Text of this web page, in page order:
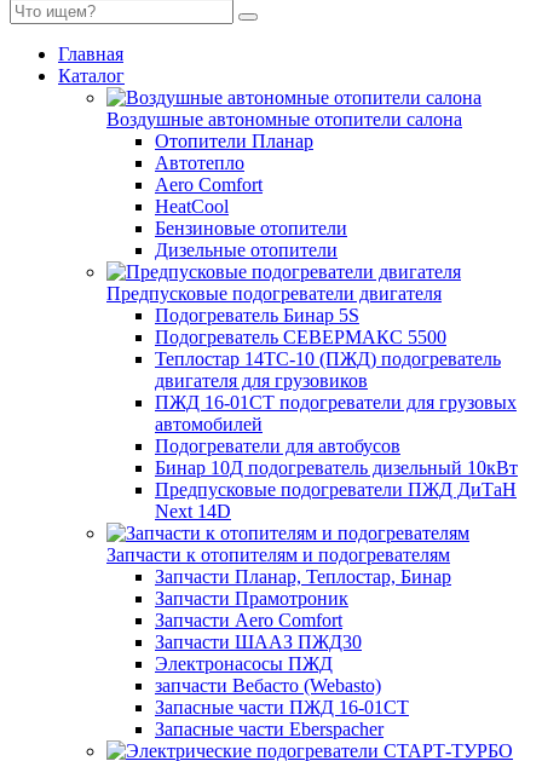
Главная
Каталог
Воздушные автономные отопители салона
Отопители Планар
Автотепло
Aero Comfort
HeatCool
Бензиновые отопители
Дизельные отопители
Предпусковые подогреватели двигателя
Подогреватель Бинар 5S
Подогреватель СЕВЕРМАКС 5500
Теплостар 14ТС-10 (ПЖД) подогреватель
двигателя для грузовиков
ПЖД 16-01СТ подогреватели для грузовых
автомобилей
Подогреватели для автобусов
Бинар 10Д подогреватель дизельный 10кВт
Предпусковые подогреватели ПЖД ДиТаН
Next 14D
Запчасти к отопителям и подогревателям
Запчасти Планар, Теплостар, Бинар
Запчасти Прамотроник
Запчасти Aero Comfort
Запчасти ШААЗ ПЖД30
Электронасосы ПЖД
запчасти Вебасто (Webasto)
Запасные части ПЖД 16-01СТ
Запасные части Eberspacher